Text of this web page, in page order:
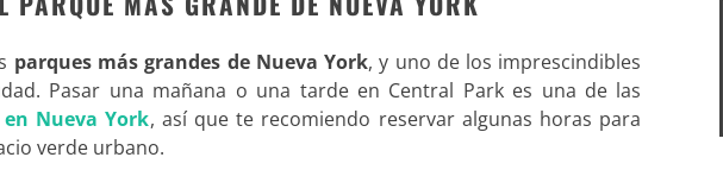
parques más grandes de Nueva York, y uno de los imprescindibles
Pasar una mañana o una tarde en Central Park es una de las
Nueva York, así que te recomiendo reservar algunas horas para
verde urbano.